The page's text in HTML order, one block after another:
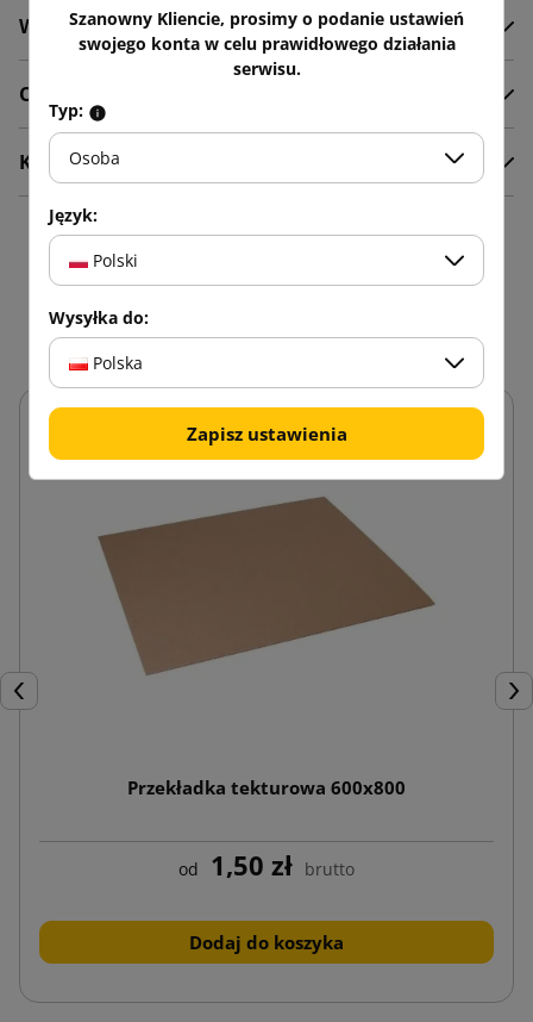
Wideo
Opis
Komentarze
16 innych produktów w
tej samej kategorii:
Poprzedni
Przekładka tekturowa 600x800
od 1,50 zł brutto
Dodaj do koszyka
Szanowny Kliencie, prosimy o podanie ustawień
swojego konta w celu prawidłowego działania
serwisu.
Typ:
Osoba
Język:
Polski
Wysyłka do:
Polska
Zapisz ustawienia